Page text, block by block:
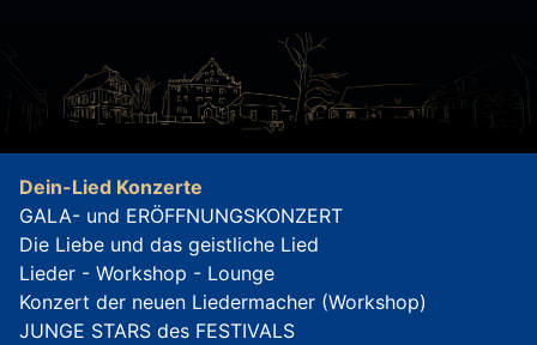
Dein-Lied Konzerte
GALA- und ERÖFFNUNGSKONZERT
Die Liebe und das geistliche Lied
Lieder - Workshop - Lounge
Konzert der neuen Liedermacher (Workshop)
JUNGE STARS des FESTIVALS